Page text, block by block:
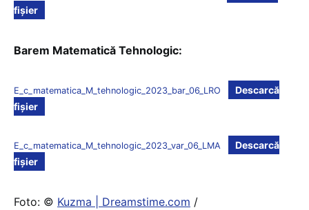
fișier
Barem Matematică Tehnologic:
E_c_matematica_M_tehnologic_2023_bar_06_LRO
Descarcă
fișier
E_c_matematica_M_tehnologic_2023_var_06_LMA
Descarcă
fișier
Foto: © Kuzma | Dreamstime.com /